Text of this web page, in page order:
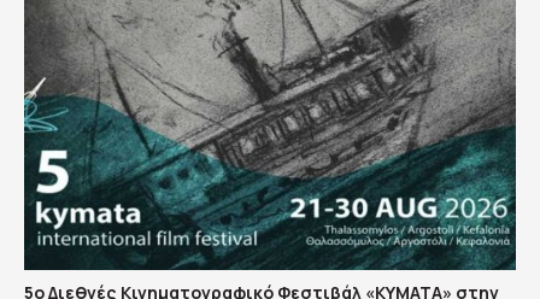
5ο Διεθνές Κινηματογραφικό Φεστιβάλ «ΚΥΜΑΤΑ» στην